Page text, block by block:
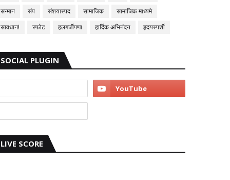
सन्मान
संप संशयास्पद सामाजिक
सामाजिक माध्यमे
सावधान!
स्फोट हलगर्जीपणा हार्दिक अभिनंदन हृदयस्पर्शी
SOCIAL PLUGIN
LIVE SCORE